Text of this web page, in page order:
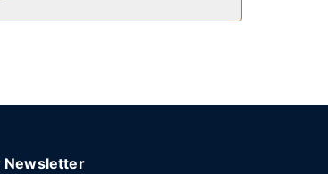
блюда, которые предлагает
самостоятельная парковка
Newsletter